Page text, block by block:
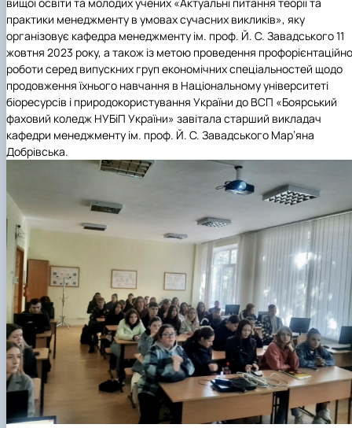
вищої освіти та молодих учених «Актуальні питання теорії та
практики менеджменту в умовах сучасних викликів», яку
організовує кафедра менеджменту ім. проф. Й. С. Завадського 11
жовтня 2023 року, а також із метою проведення
роботи серед випускних груп економічних спеціальностей щодо
продовження їхнього навчання в Національному університеті
біоресурсів і природокористування України до ВСП «Боярський
фаховий коледж НУБіП України» завітала старший викладач
кафедри менеджменту ім. проф. Й. С. Завадського Мар’яна
Добрівська.